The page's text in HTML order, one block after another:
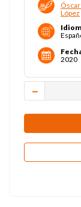
López
2020
－